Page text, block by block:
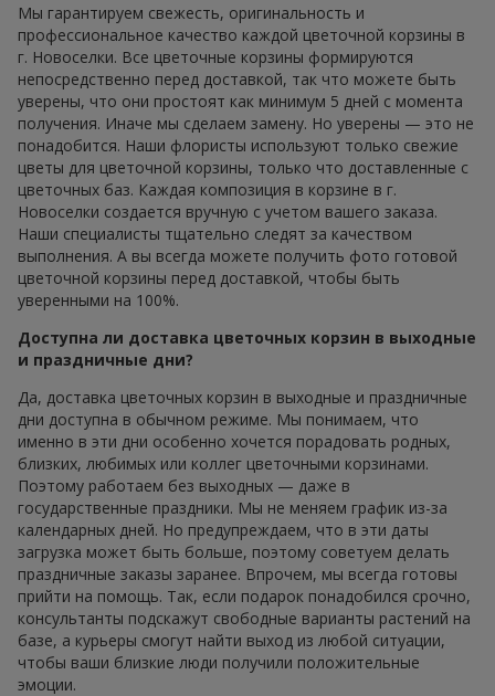
Мы гарантируем свежесть, оригинальность и
профессиональное качество каждой цветочной корзины в
г. Новоселки. Все цветочные корзины формируются
непосредственно перед доставкой, так что можете быть
уверены, что они простоят как минимум 5 дней с момента
получения. Иначе мы сделаем замену. Но уверены — это не
понадобится. Наши флористы используют только свежие
цветы для цветочной корзины, только что доставленные с
цветочных баз. Каждая композиция в корзине в г.
Новоселки создается вручную с учетом вашего заказа.
Наши специалисты тщательно следят за качеством
выполнения. А вы всегда можете получить фото готовой
цветочной корзины перед доставкой, чтобы быть
уверенными на 100%.
Доступна ли доставка цветочных корзин в выходные
и праздничные дни?
Да, доставка цветочных корзин в выходные и праздничные
дни доступна в обычном режиме. Мы понимаем, что
именно в эти дни особенно хочется порадовать родных,
близких, любимых или коллег цветочными корзинами.
Поэтому работаем без выходных — даже в
государственные праздники. Мы не меняем график из-за
календарных дней. Но предупреждаем, что в эти даты
загрузка может быть больше, поэтому советуем делать
праздничные заказы заранее. Впрочем, мы всегда готовы
прийти на помощь. Так, если подарок понадобился срочно,
консультанты подскажут свободные варианты растений на
базе, а курьеры смогут найти выход из любой ситуации,
чтобы ваши близкие люди получили положительные
эмоции.